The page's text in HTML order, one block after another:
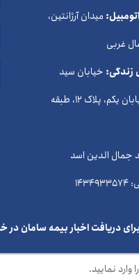
میدان آرژانتین،
غربی
خیابان سید
حسن نصرالله (وزراء) ، خیابان یکم، پلاک 12، طبقه
جمال الدین اسد
دریافت اخبار بیمه سامان